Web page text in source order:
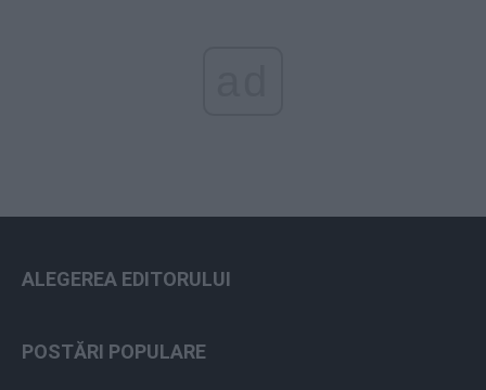
ALEGEREA EDITORULUI
POSTĂRI POPULARE